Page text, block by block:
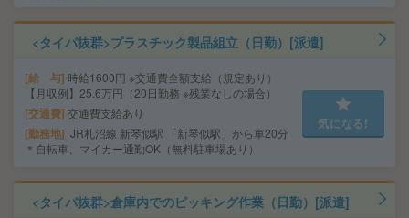
<タイパ抜群>プラスチック製品組立（日勤）[派遣]
給 与 時給1600円 ※交通費全額支給（規定あり）
【月収例】25.6万円（20日勤務 ※残業なしの場合）
交通費 交通費支給あり
勤務地 JR札沼線 新琴似駅 「新琴似駅」から車20分
＊自転車、マイカー通勤OK（無料駐車場あり）
気になる!
<タイパ抜群>倉庫内でのピッキング作業（日勤）[派遣]